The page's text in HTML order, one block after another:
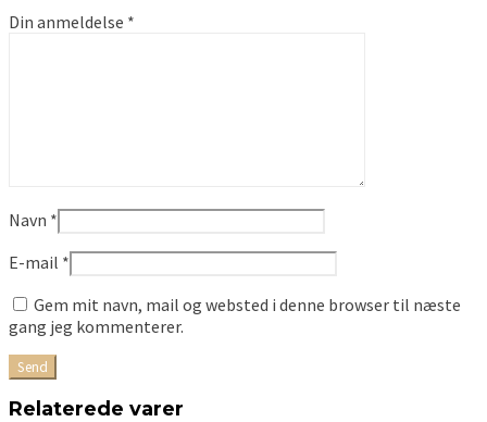
Din anmeldelse *
Navn *
E-mail *
Gem mit navn, mail og websted i denne browser til næste
gang jeg kommenterer.
Relaterede varer